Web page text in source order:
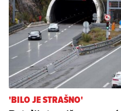
'BILO JE STRAŠNO'